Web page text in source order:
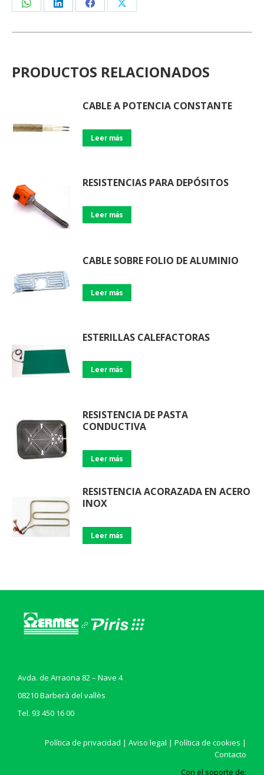
Share Share Share Share
PRODUCTOS RELACIONADOS
CABLE A POTENCIA CONSTANTE
Leer más
RESISTENCIAS PARA DEPÓSITOS
Leer más
CABLE SOBRE FOLIO DE ALUMINIO
Leer más
ESTERILLAS CALEFACTORAS
Leer más
RESISTENCIA DE PASTA
CONDUCTIVA
Leer más
RESISTENCIA ACORAZADA EN ACERO
INOX
Leer más
Avda. de Arraona 82 – Nave 4
08210 Barberà del vallès
Tel. 93 450 16 00
Política de privacidad | Aviso legal | Política de cookies |
Contacto
Con el soporte de: